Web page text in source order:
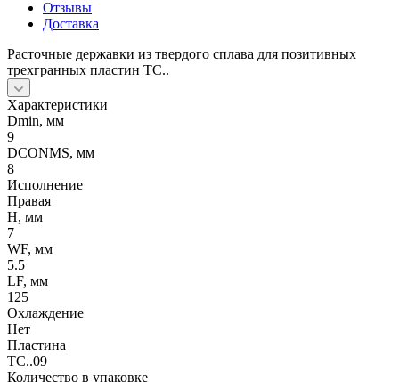
Отзывы
Доставка
Расточные державки из твердого сплава для позитивных
трехгранных пластин TC..
Характеристики
Dmin, мм
9
DCONMS, мм
8
Исполнение
Правая
H, мм
7
WF, мм
5.5
LF, мм
125
Охлаждение
Нет
Пластина
TC..09
Количество в упаковке